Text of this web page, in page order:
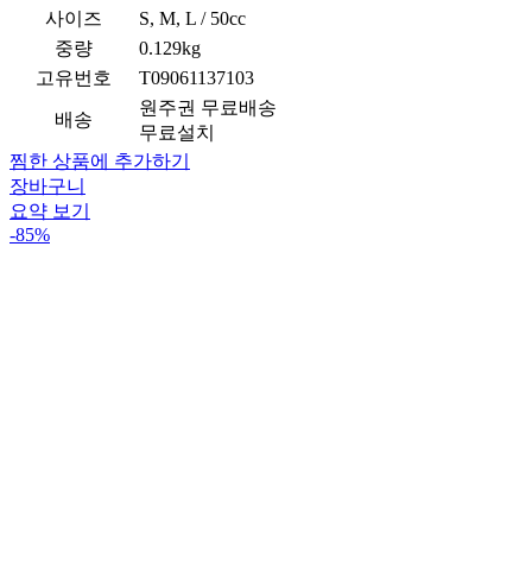
사이즈
S, M, L / 50cc
중량
0.129kg
고유번호
T09061137103
배송
원주권 무료배송
무료설치
찜한 상품에 추가하기
장바구니
요약 보기
-85%